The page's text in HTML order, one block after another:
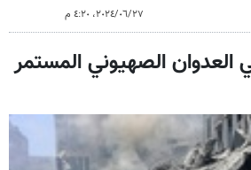
٢٧‏/٠٦‏/٢٠٢٤، ٤:٢٠ م
في العدوان الصهيوني المستمر